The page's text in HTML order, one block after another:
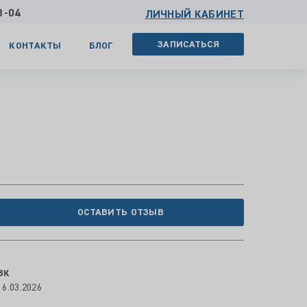
04 ЛИЧНЫЙ КАБИНЕТ
КОНТАКТЫ БЛОГ ЗАПИСАТЬСЯ
ОСТАВИТЬ ОТЗЫВ